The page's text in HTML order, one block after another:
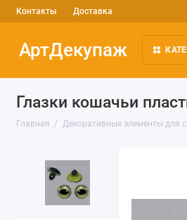
Контакты Доставка
АртДекупаж
Глазки кошачьи
Главная Декоративные элементы для